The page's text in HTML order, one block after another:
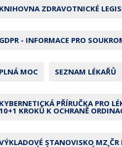
ZDRAVOTNICKÉ
- INFORMACE PRO
MOC SEZNAM LÉKAŘŮ
PŘÍRUČKA PRO
KROKŮ K OCHRANĚ
STANOVISKO MZ ČR